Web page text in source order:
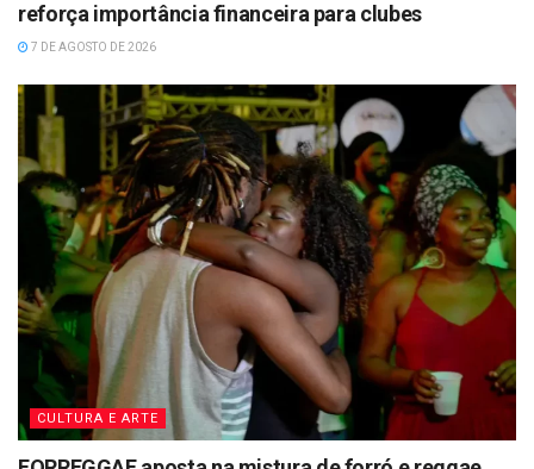
reforça importância financeira para clubes
7 DE AGOSTO DE 2026
CULTURA E ARTE